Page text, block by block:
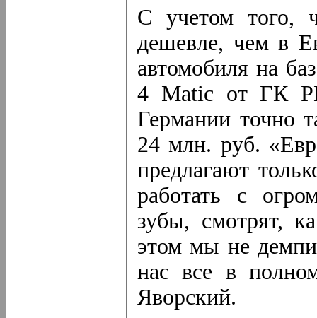
С учетом того,
дешевле, чем в
автомобиля на
4 Matic от ГК
Германии точно
24 млн. руб.
предлагают
работать с
зубы, смотрят,
этом мы не
нас все в
Яворский.